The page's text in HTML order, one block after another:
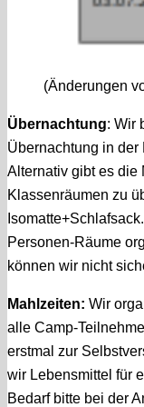
(Änderungen
Übernachtung: Wir
Übernachtung in
Alternativ gibt es die
Klassenräumen zu
Personen-Räume
können wir nicht
Mahlzeiten: Wir
alle Camp-
erstmal zur
wir Lebensmittel für
Bedarf bitte bei der